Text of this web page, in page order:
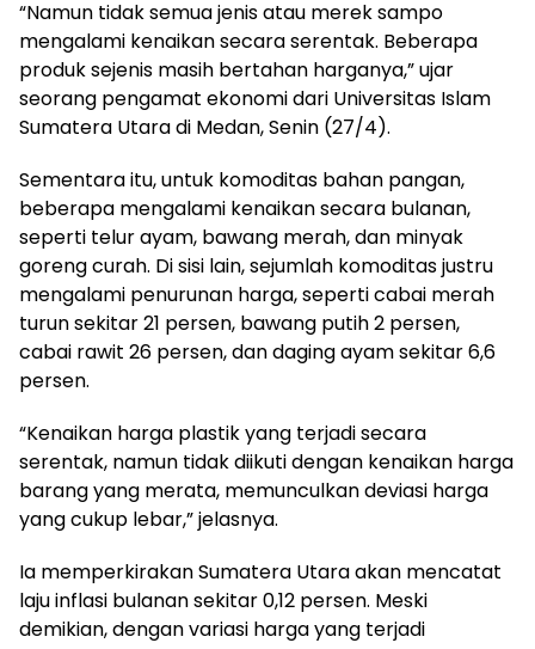
“Namun tidak semua jenis atau merek sampo
mengalami kenaikan secara serentak. Beberapa
produk sejenis masih bertahan harganya,” ujar
seorang pengamat ekonomi dari Universitas Islam
Sumatera Utara di Medan, Senin (27/4).
Sementara itu, untuk komoditas bahan pangan,
beberapa mengalami kenaikan secara bulanan,
seperti telur ayam, bawang merah, dan minyak
goreng curah. Di sisi lain, sejumlah komoditas justru
mengalami penurunan harga, seperti cabai merah
turun sekitar 21 persen, bawang putih 2 persen,
cabai rawit 26 persen, dan daging ayam sekitar 6,6
persen.
“Kenaikan harga plastik yang terjadi secara
serentak, namun tidak diikuti dengan kenaikan harga
barang yang merata, memunculkan deviasi harga
yang cukup lebar,” jelasnya.
Ia memperkirakan Sumatera Utara akan mencatat
laju inflasi bulanan sekitar 0,12 persen. Meski
demikian, dengan variasi harga yang terjadi